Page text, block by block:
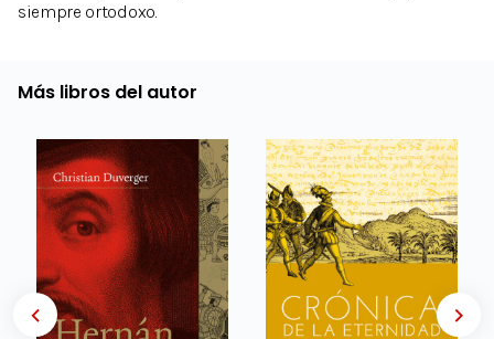
siempre ortodoxo.
Más libros del autor